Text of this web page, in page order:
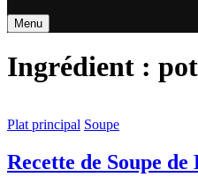
Menu
Ingrédient :
Plat principal Soupe
Recette de Soupe